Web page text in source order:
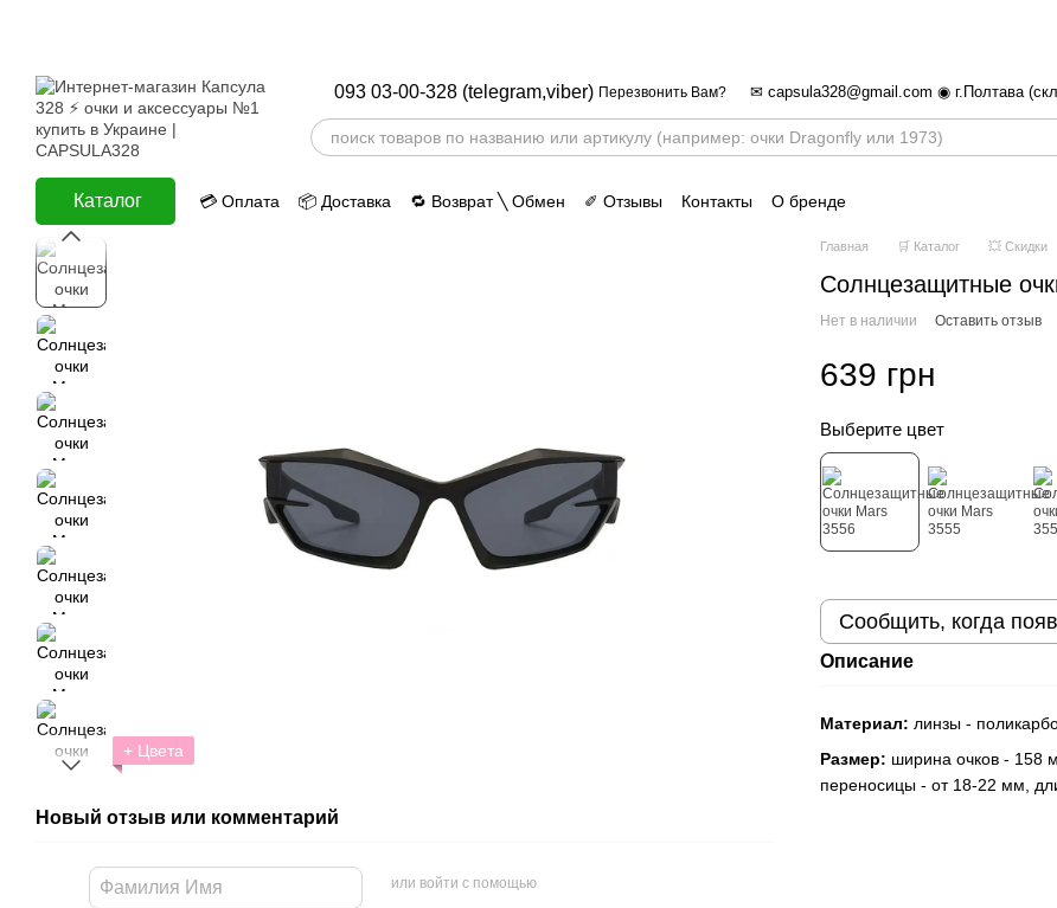
093 03-00-328 (telegram,viber) Перезвонить Вам? ✉ capsula328@gmail.com ◉ г.Полтава
Каталог 💳 Оплата 📦 Доставка 🔁 Возврат ╲ Обмен ✐ Отзывы Контакты
О бренде
+ Цвета
Новый отзыв или комментарий
или войти с помощью
Главная 🛒 Каталог 💥 Скидки
Солнцезащитные
Нет в наличии Оставить отзыв
639 грн
Выберите цвет
Сообщить, когда
Описание
Материал: линзы -
Размер: ширина очков - 158
переносицы - от 18-22 мм,